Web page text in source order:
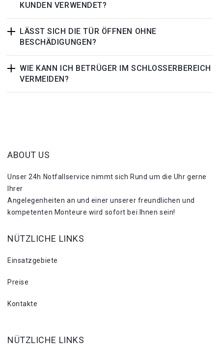
KUNDEN VERWENDET?
LÄSST SICH DIE TÜR ÖFFNEN OHNE
BESCHÄDIGUNGEN?
WIE KANN ICH BETRÜGER IM SCHLOSSERBEREICH
VERMEIDEN?
ABOUT US
Unser 24h Notfallservice nimmt sich Rund um die Uhr gerne
Ihrer
Angelegenheiten an und einer unserer freundlichen und
kompetenten Monteure wird sofort bei Ihnen sein!
NÜTZLICHE LINKS
Einsatzgebiete
Preise
Kontakte
NÜTZLICHE LINKS